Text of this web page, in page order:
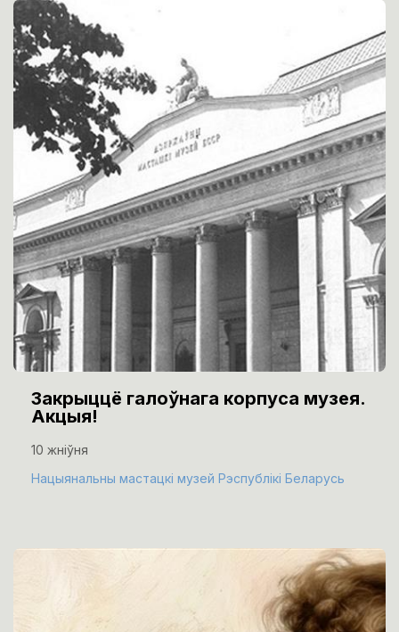
Закрыццё галоўнага корпуса музея.
Акцыя!
10 жніўня
Нацыянальны мастацкі музей Рэспублікі Беларусь